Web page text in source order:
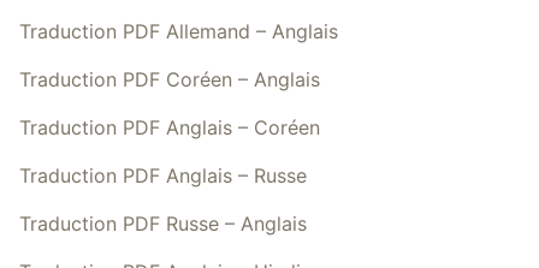
Traduction PDF Allemand – Anglais
Traduction PDF Coréen – Anglais
Traduction PDF Anglais – Coréen
Traduction PDF Anglais – Russe
Traduction PDF Russe – Anglais